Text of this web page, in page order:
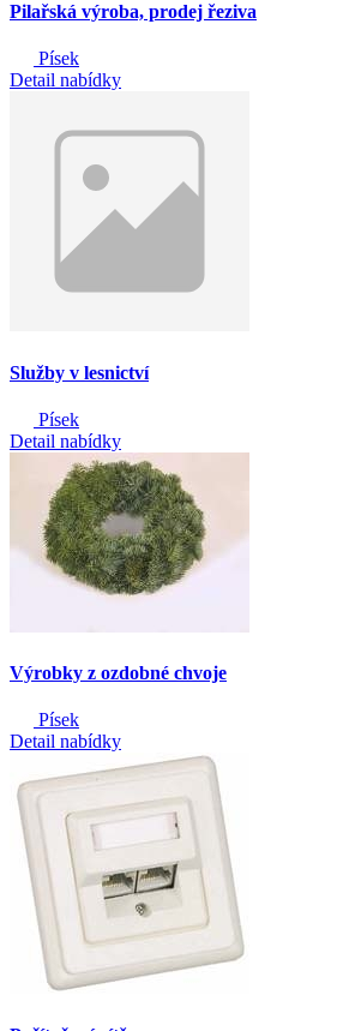
Pilařská výroba, prodej řeziva
Písek
Detail nabídky
Služby v lesnictví
Písek
Detail nabídky
Výrobky z ozdobné chvoje
Písek
Detail nabídky